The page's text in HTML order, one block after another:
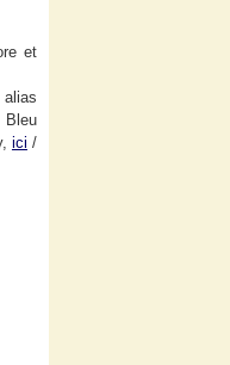
et
Bleu
ici /